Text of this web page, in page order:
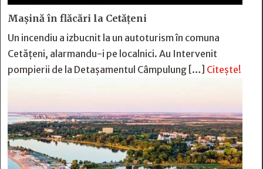
Mașină în flăcări la Cetățeni
Un incendiu a izbucnit la un autoturism în comuna
Cetățeni, alarmandu-i pe localnici. Au Intervenit
pompierii de la Detașamentul Câmpulung […] Citește!